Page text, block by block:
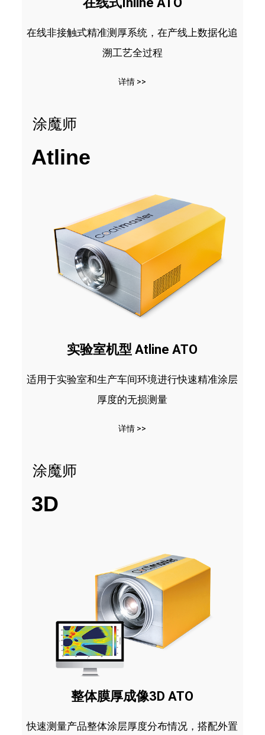
在线非接触式精准测厚系统，在产线上数据化追
溯工艺全过程
详情 >>
涂魔师
Atline
实验室机型 Atline ATO
适用于实验室和生产车间环境进行快速精准涂层
厚度的无损测量
详情 >>
涂魔师
3D
整体膜厚成像3D ATO
快速测量产品整体涂层厚度分布情况，搭配外置